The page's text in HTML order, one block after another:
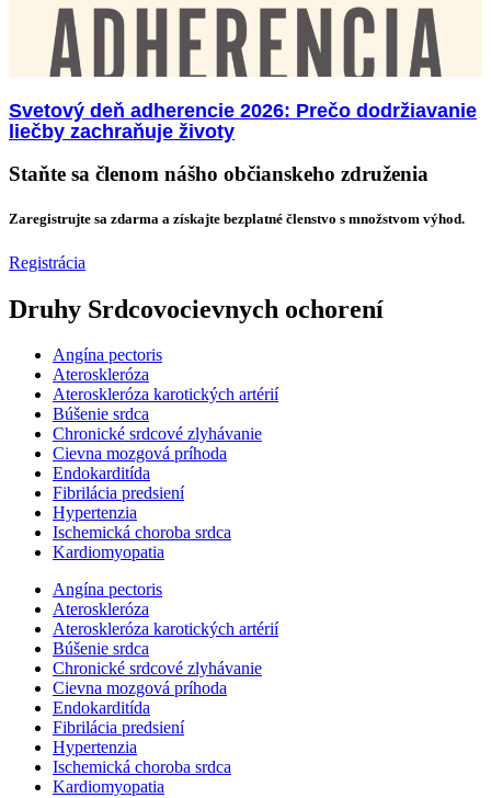
Svetový deň adherencie 2026: Prečo dodržiavanie
liečby zachraňuje životy
Staňte sa členom nášho občianskeho združenia
Zaregistrujte sa zdarma a získajte bezplatné členstvo s množstvom výhod.
Registrácia
Druhy Srdcovocievnych ochorení
Angína pectoris
Ateroskleróza
Ateroskleróza karotických artérií
Búšenie srdca
Chronické srdcové zlyhávanie
Cievna mozgová príhoda
Endokarditída
Fibrilácia predsiení
Hypertenzia
Ischemická choroba srdca
Kardiomyopatia
Angína pectoris
Ateroskleróza
Ateroskleróza karotických artérií
Búšenie srdca
Chronické srdcové zlyhávanie
Cievna mozgová príhoda
Endokarditída
Fibrilácia predsiení
Hypertenzia
Ischemická choroba srdca
Kardiomyopatia